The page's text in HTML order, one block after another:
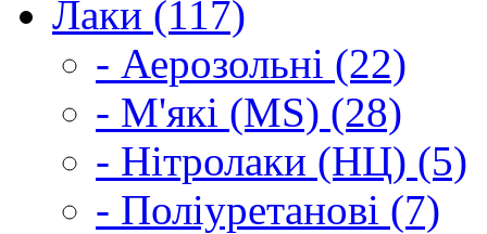
Лаки (117)
- Аерозольні (22)
- М'які (MS) (28)
- Нітролаки (НЦ) (5)
- Поліуретанові (7)